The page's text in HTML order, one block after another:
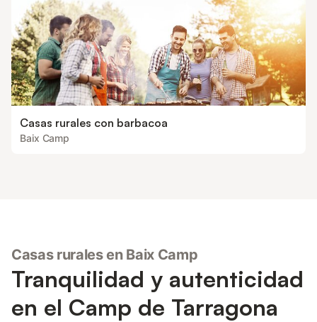
Casas rurales con barbacoa
Baix Camp
Casas rurales en Baix Camp
Tranquilidad y autenticidad
en el Camp de Tarragona